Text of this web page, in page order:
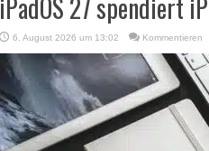
iPadOS 27 spendiert
6. August 2026 um 13:02 Kommentieren